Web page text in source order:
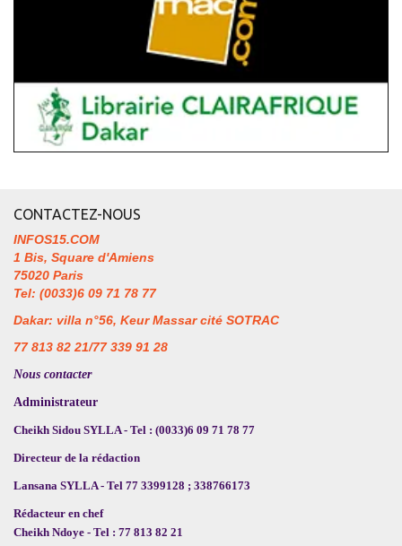
CONTACTEZ-NOUS
INFOS15.COM
1 Bis, Square d'Amiens
75020 Paris
Tel: (0033)6 09 71 78 77
Dakar: villa n°56, Keur Massar cité SOTRAC
77 813 82 21/77 339 91 28
Nous contacter
Administrateur
Cheikh Sidou SYLLA - Tel : (0033)6 09 71 78 77
Directeur de la rédaction
Lansana SYLLA - Tel 77 3399128 ; 338766173
Rédacteur en chef
Cheikh Ndoye - Tel : 77 813 82 21